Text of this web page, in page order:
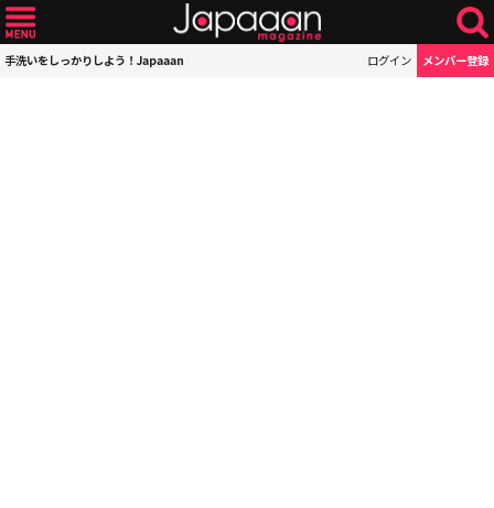
手洗いをしっかりしよう！Japaaan ログイン メンバー登録